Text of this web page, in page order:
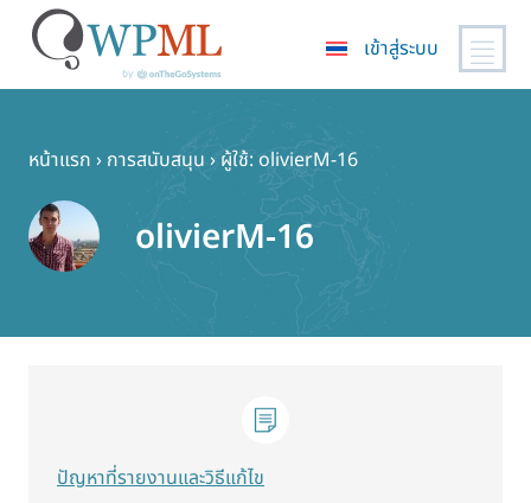
หลัก
เข้าสู่ระบบ
หน้าแรก › การสนับสนุน › ผู้ใช้: olivierM-16
olivierM-16
ปัญหาที่รายงานและวิธีแก้ไข